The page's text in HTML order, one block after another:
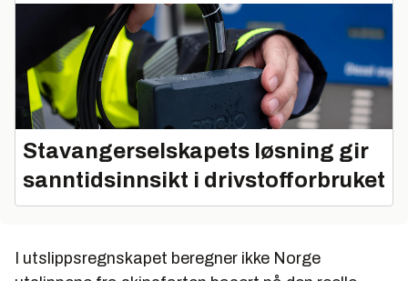
Stavangerselskapets løsning gir
sanntidsinnsikt i drivstofforbruket
I utslippsregnskapet beregner ikke Norge